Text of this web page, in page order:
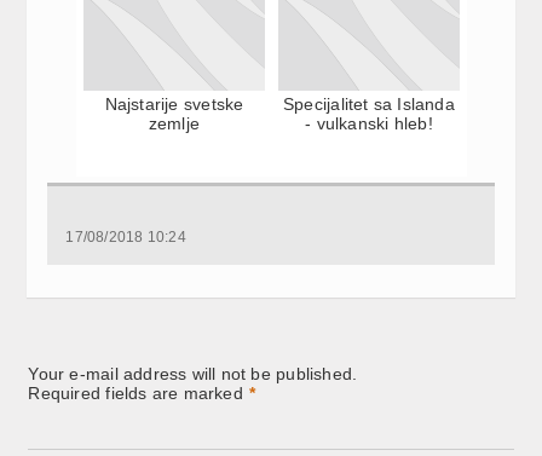
Najstarije svetske
zemlje
Specijalitet sa Islanda
- vulkanski hleb!
17/08/2018 10:24
Your e-mail address will not be published.
Required fields are marked *